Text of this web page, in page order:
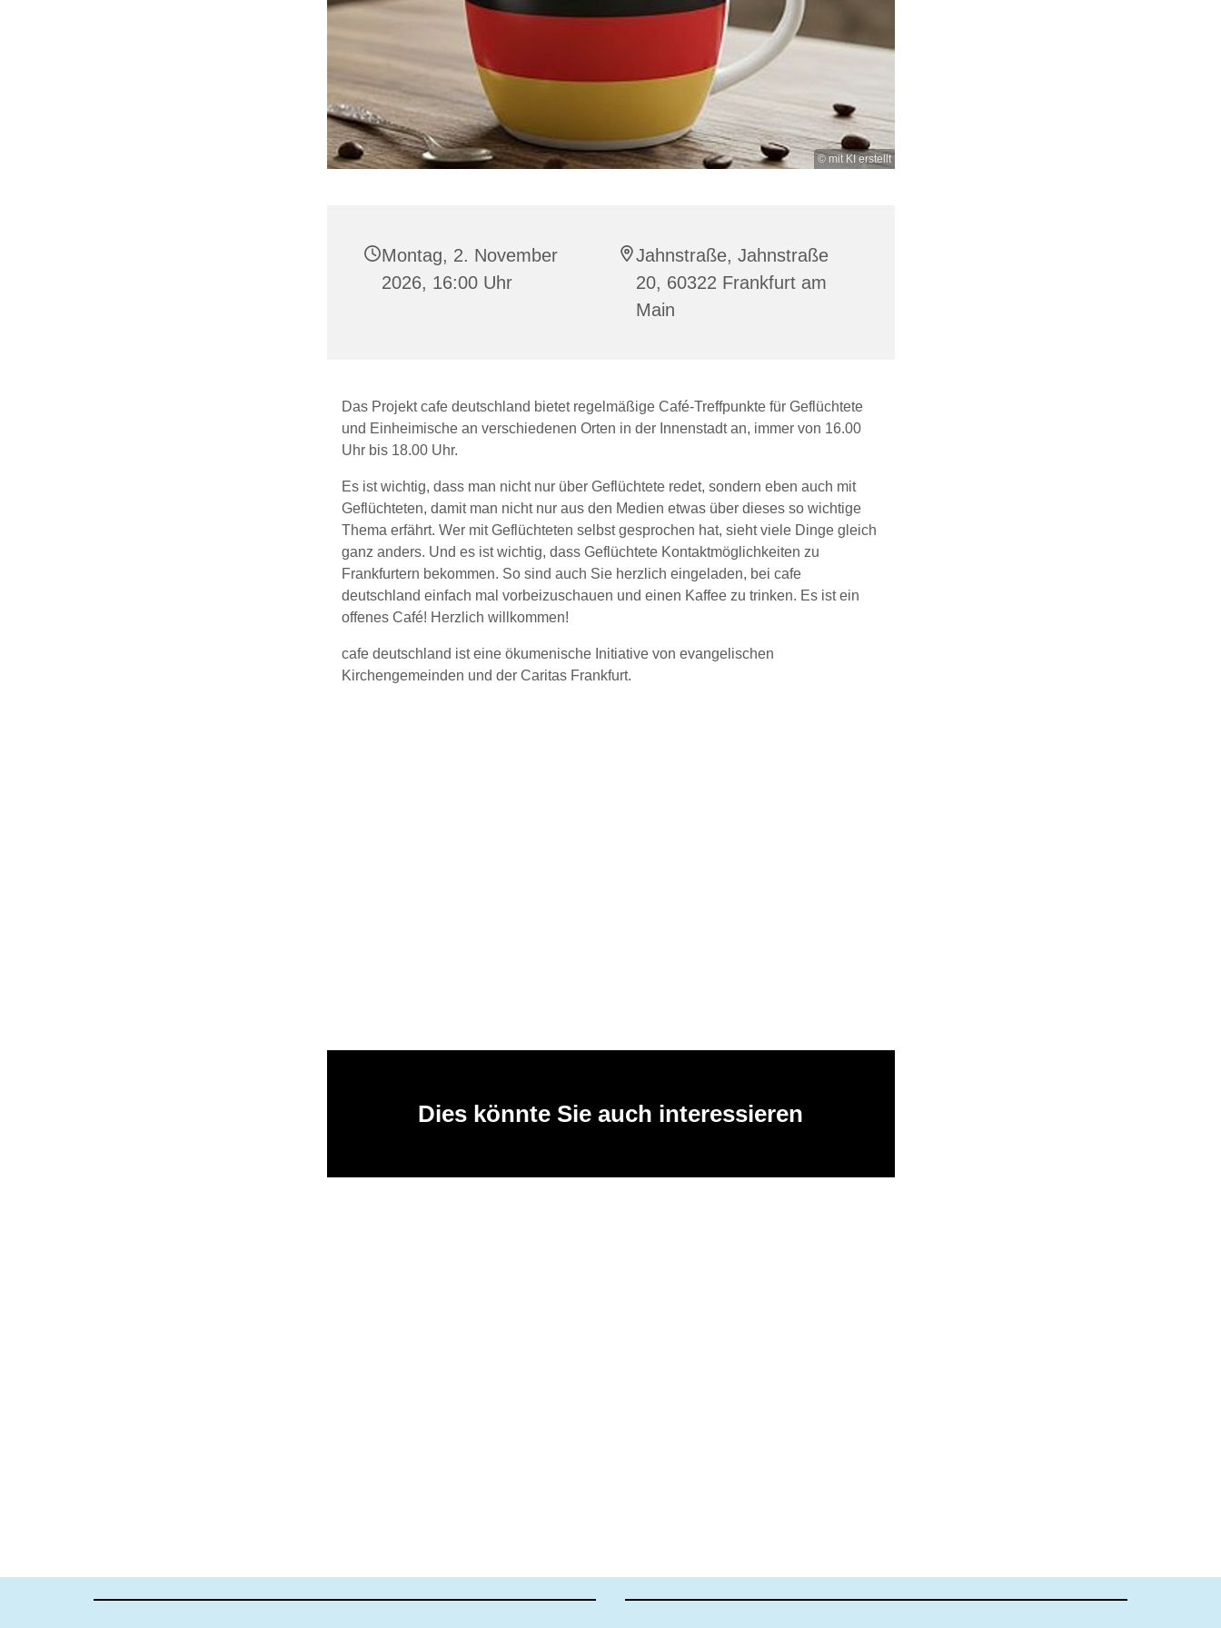
© mit KI erstellt
Montag, 2. November
2026, 16:00 Uhr
Jahnstraße, Jahnstraße
20, 60322 Frankfurt am
Main
Das Projekt cafe deutschland bietet regelmäßige Café-Treffpunkte für Geflüchtete
und Einheimische an verschiedenen Orten in der Innenstadt an, immer von 16.00
Uhr bis 18.00 Uhr.
Es ist wichtig, dass man nicht nur über Geflüchtete redet, sondern eben auch mit
Geflüchteten, damit man nicht nur aus den Medien etwas über dieses so wichtige
Thema erfährt. Wer mit Geflüchteten selbst gesprochen hat, sieht viele Dinge gleich
ganz anders. Und es ist wichtig, dass Geflüchtete Kontaktmöglichkeiten zu
Frankfurtern bekommen. So sind auch Sie herzlich eingeladen, bei cafe
deutschland einfach mal vorbeizuschauen und einen Kaffee zu trinken. Es ist ein
offenes Café! Herzlich willkommen!
cafe deutschland ist eine ökumenische Initiative von evangelischen
Kirchengemeinden und der Caritas Frankfurt.
Dies könnte Sie auch interessieren